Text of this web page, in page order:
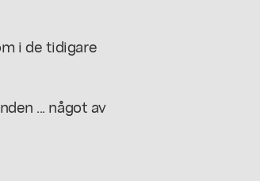
i de tidigare
... något av